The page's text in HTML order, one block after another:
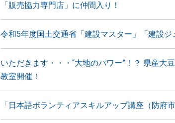
「販売協力専門店」に仲間入り！
令和5年度国土交通省「建設マスター」「建設
いただきます・・・“大地のパワー”！？ 県産大
教室開催！
「日本語ボランティアスキルアップ講座（防府